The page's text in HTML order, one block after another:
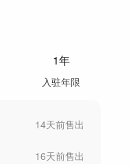
1年
入驻年限
14天前售出
16天前售出